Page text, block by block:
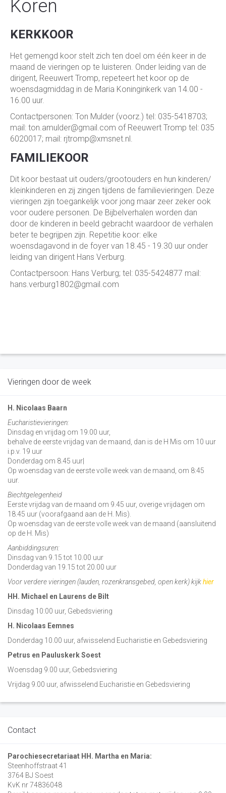
Koren
KERKKOOR
Het gemengd koor stelt zich ten doel om één keer in de
maand de vieringen op te luisteren. Onder leiding van de
dirigent, Reeuwert Tromp, repeteert het koor op de
woensdagmiddag in de Maria Koninginkerk van 14.00 -
16.00 uur.
Contactpersonen: Ton Mulder (voorz.) tel: 035-5418703;
mail: ton.amulder@gmail.com of Reeuwert Tromp tel: 035
6020017; mail: rjtromp@xmsnet.nl.
FAMILIEKOOR
Dit koor bestaat uit ouders/grootouders en hun kinderen/
kleinkinderen en zij zingen tijdens de familievieringen. Deze
vieringen zijn toegankelijk voor jong maar zeer zeker ook
voor oudere personen. De Bijbelverhalen worden dan
door de kinderen in beeld gebracht waardoor de verhalen
beter te begrijpen zijn. Repetitie koor: elke
woensdagavond in de foyer van 18.45 - 19.30 uur onder
leiding van dirigent Hans Verburg.
Contactpersoon: Hans Verburg; tel: 035-5424877 mail:
hans.verburg1802@gmail.com
Vieringen door de week
H. Nicolaas Baarn
Eucharistievieringen:
Dinsdag en vrijdag om 19.00 uur,
behalve de eerste vrijdag van de maand, dan is de H Mis om 10 uur
i.p.v. 19 uur
Donderdag om 8.45 uur|
Op woensdag van de eerste volle week van de maand, om 8:45
uur.
Biechtgelegenheid
Eerste vrijdag van de maand om 9.45 uur, overige vrijdagen om
18.45 uur (voorafgaand aan de H. Mis).
Op woensdag van de eerste volle week van de maand (aansluitend
op de H. Mis)
Aanbiddingsuren:
Dinsdag van 9.15 tot 10.00 uur
Donderdag van 19.15 tot 20.00 uur
Voor verdere vieringen (lauden, rozenkransgebed, open kerk) kijkhier
HH. Michael en Laurens de Bilt
Dinsdag 10:00 uur, Gebedsviering
H. Nicolaas Eemnes
Donderdag 10.00 uur, afwisselend Eucharistie en Gebedsviering
Petrus en Pauluskerk Soest
Woensdag 9.00 uur, Gebedsviering
Vrijdag 9.00 uur, afwisselend Eucharistie en Gebedsviering
Contact
Parochiesecretariaat HH. Martha en Maria:
Steenhoffstraat 41
3764 BJ Soest
KvK nr 74836048